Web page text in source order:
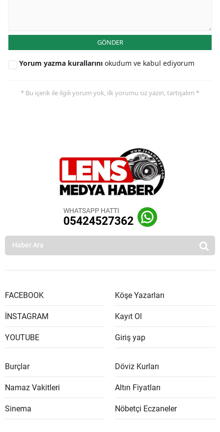
GÖNDER
Yorum yazma kurallarını okudum ve kabul ediyorum
* Bu içerik ile ilgili yorum yok, ilk yorumu siz yazın, tartışalım *
WHATSAPP HATTI
05424527362
FACEBOOK
İNSTAGRAM
YOUTUBE
Köşe Yazarları
Kayıt Ol
Giriş yap
Burçlar
Namaz Vakitleri
Sinema
Döviz Kurları
Altın Fiyatları
Nöbetçi Eczaneler